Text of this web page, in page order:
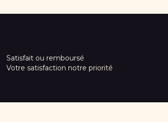
Satisfait ou remboursé
Votre satisfaction notre priorité